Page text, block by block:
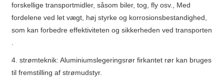
forskellige transportmidler, såsom biler, tog, fly osv., Med
fordelene ved let vægt, høj styrke og korrosionsbestandighed,
som kan forbedre effektiviteten og sikkerheden ved transporten
4. strømteknik: Aluminiumslegeringsrør firkantet rør kan bruges
til fremstilling af strømudstyr.